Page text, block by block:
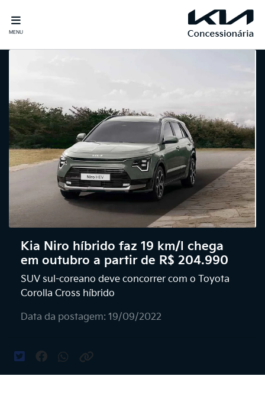
MENU
Kia Niro híbrido faz 19 km/l chega
em outubro a partir de R$ 204.990
SUV sul-coreano deve concorrer com o Toyota
Corolla Cross híbrido
Data da postagem: 19/09/2022